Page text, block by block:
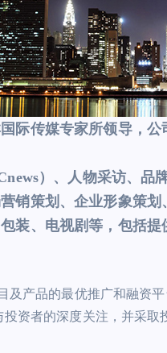
际传媒专家所领导，
）、人物采访、品
销策划、企业形象策
装、电视剧等，包括
及产品的最优推广和融资
资者的深度关注，并采取